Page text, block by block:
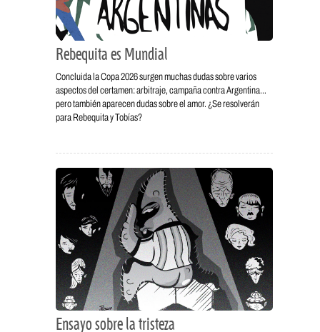
Rebequita es Mundial
Concluida la Copa 2026 surgen muchas dudas sobre varios
aspectos del certamen: arbitraje, campaña contra Argentina…
pero también aparecen dudas sobre el amor. ¿Se resolverán
para Rebequita y Tobías?
Ensayo sobre la tristeza